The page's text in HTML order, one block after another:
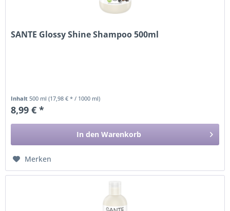
SANTE Glossy Shine Shampoo 500ml
Inhalt 500 ml(17,98 € * / 1000 ml)
8,99 € *
In den Warenkorb
Merken